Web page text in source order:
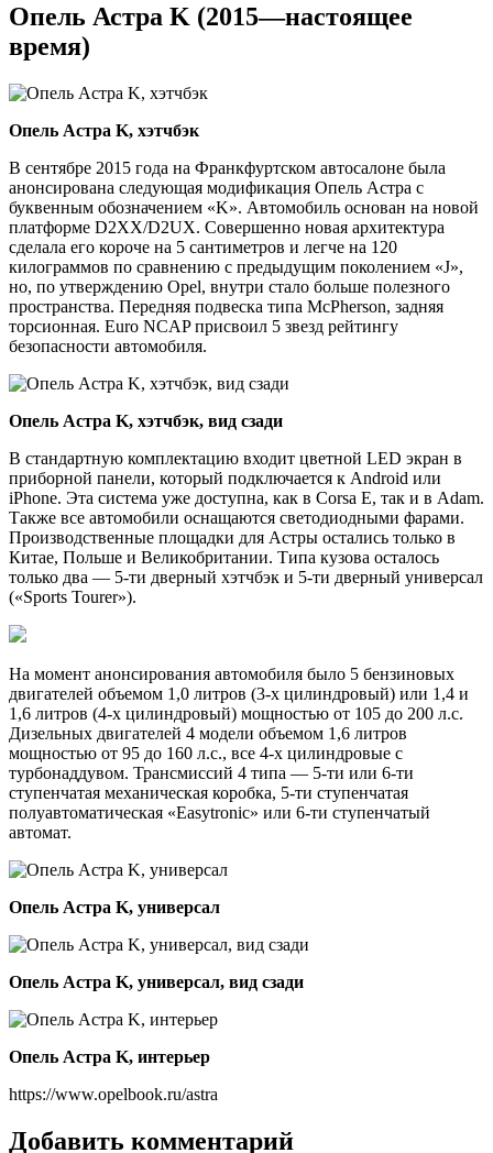
Опель Астра K (2015—настоящее
время)
Опель Астра K, хэтчбэк
В сентябре 2015 года на Франкфуртском автосалоне была
анонсирована следующая модификация Опель Астра с
буквенным обозначением «K». Автомобиль основан на новой
платформе D2XX/D2UX. Совершенно новая архитектура
сделала его короче на 5 сантиметров и легче на 120
килограммов по сравнению с предыдущим поколением «J»,
но, по утверждению Opel, внутри стало больше полезного
пространства. Передняя подвеска типа McPherson, задняя
торсионная. Euro NCAP присвоил 5 звезд рейтингу
безопасности автомобиля.
Опель Астра K, хэтчбэк, вид сзади
В стандартную комплектацию входит цветной LED экран в
приборной панели, который подключается к Android или
iPhone. Эта система уже доступна, как в Corsa E, так и в Adam.
Также все автомобили оснащаются светодиодными фарами.
Производственные площадки для Астры остались только в
Китае, Польше и Великобритании. Типа кузова осталось
только два — 5-ти дверный хэтчбэк и 5-ти дверный универсал
(«Sports Tourer»).
На момент анонсирования автомобиля было 5 бензиновых
двигателей объемом 1,0 литров (3-х цилиндровый) или 1,4 и
1,6 литров (4-х цилиндровый) мощностью от 105 до 200 л.с.
Дизельных двигателей 4 модели объемом 1,6 литров
мощностью от 95 до 160 л.с., все 4-х цилиндровые с
турбонаддувом. Трансмиссий 4 типа — 5-ти или 6-ти
ступенчатая механическая коробка, 5-ти ступенчатая
полуавтоматическая «Easytronic» или 6-ти ступенчатый
автомат.
Опель Астра K, универсал
Опель Астра K, универсал, вид сзади
Опель Астра K, интерьер
https://www.opelbook.ru/astra
Добавить комментарий